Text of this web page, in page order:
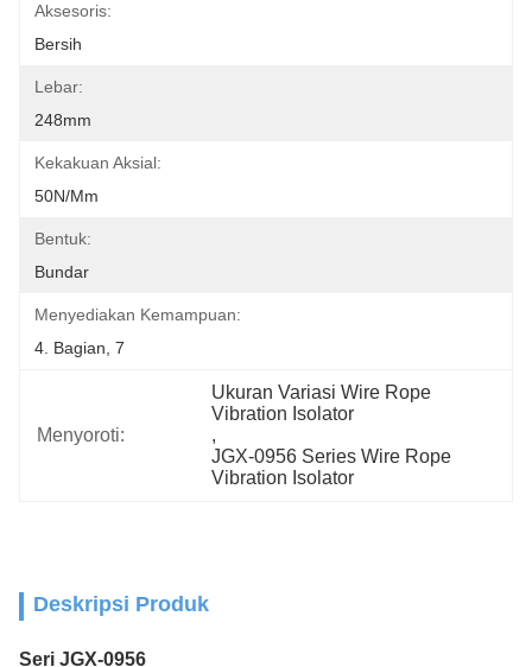
Aksesoris:
Bersih
Lebar:
248mm
Kekakuan Aksial:
50N/mm
Bentuk:
Bundar
Menyediakan Kemampuan:
4. Bagian, 7
Menyoroti:
Ukuran Variasi Wire Rope
Vibration Isolator
,
JGX-0956 Series Wire Rope
Vibration Isolator
Deskripsi Produk
Seri JGX-0956